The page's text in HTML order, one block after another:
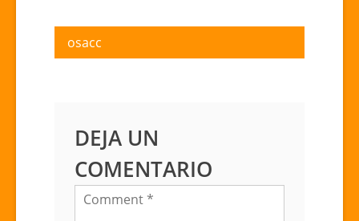
Navegación
osacc
DEJA UN
COMENTARIO